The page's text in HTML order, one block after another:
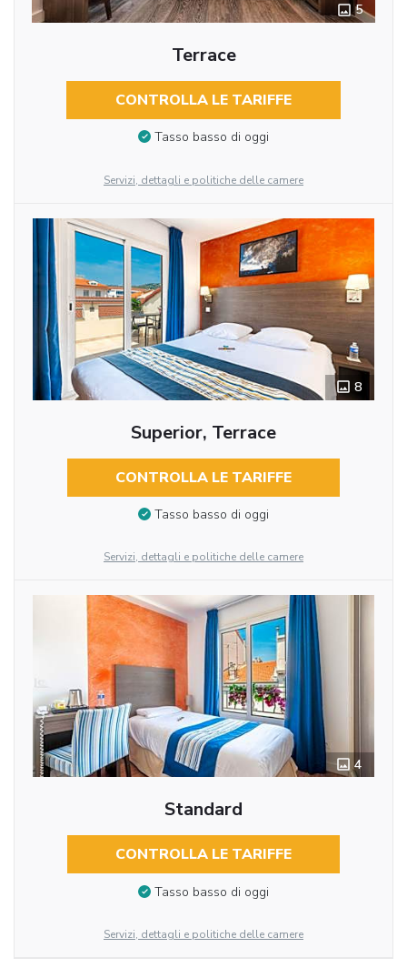
5
Terrace
CONTROLLA LE TARIFFE
Tasso basso di oggi
Servizi, dettagli e politiche delle camere
8
Superior, Terrace
CONTROLLA LE TARIFFE
Tasso basso di oggi
Servizi, dettagli e politiche delle camere
4
Standard
CONTROLLA LE TARIFFE
Tasso basso di oggi
Servizi, dettagli e politiche delle camere